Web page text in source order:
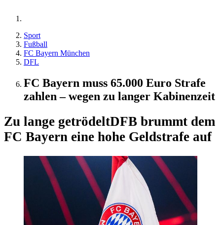
Sport
Fußball
FC Bayern München
DFL
FC Bayern muss 65.000 Euro Strafe
zahlen – wegen zu langer Kabinenzeit
Zu lange getrödeltDFB brummt dem
FC Bayern eine hohe Geldstrafe auf